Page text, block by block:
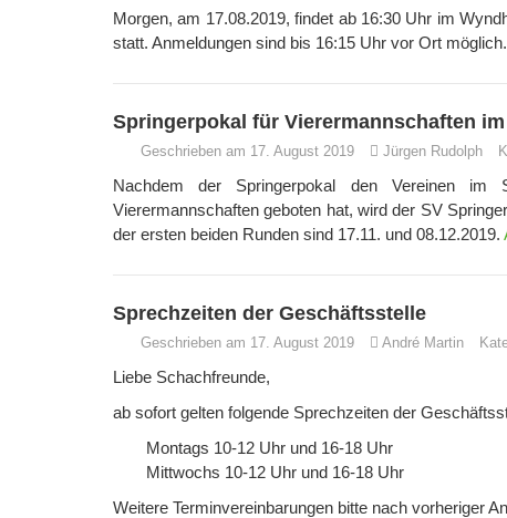
Morgen, am 17.08.2019, findet ab 16:30 Uhr im
statt. Anmeldungen sind bis 16:15 Uhr vor Ort möglich.
Springerpokal für Vierermannschaften
Geschrieben am 17. August 2019 Jürgen Rudolph
Nachdem der Springerpokal den Vereinen im
Vierermannschaften geboten hat, wird der SV
der ersten beiden Runden sind 17.11. und 08.12.2019.
Sprechzeiten der Geschäftsstelle
Geschrieben am 17. August 2019 André Martin
Liebe Schachfreunde,
ab sofort gelten folgende Sprechzeiten der
Montags 10-12 Uhr und 16-18 Uhr
Mittwochs 10-12 Uhr und 16-18 Uhr
Weitere Terminvereinbarungen bitte nach vorheriger